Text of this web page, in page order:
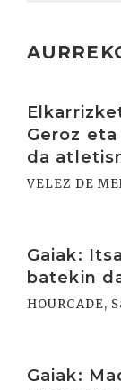
Geroz
da
VELEZ DE
Gaiak:
batekin
HOURCADE,
Gaiak: